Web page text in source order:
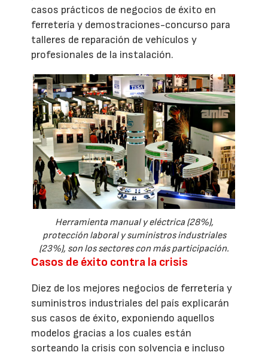
casos prácticos de negocios de éxito en
ferretería y demostraciones-concurso para
talleres de reparación de vehículos y
profesionales de la instalación.
Herramienta manual y eléctrica (28%),
protección laboral y suministros industriales
(23%), son los sectores con más participación.
Casos de éxito contra la crisis
Diez de los mejores negocios de ferretería y
suministros industriales del país explicarán
sus casos de éxito, exponiendo aquellos
modelos gracias a los cuales están
sorteando la crisis con solvencia e incluso